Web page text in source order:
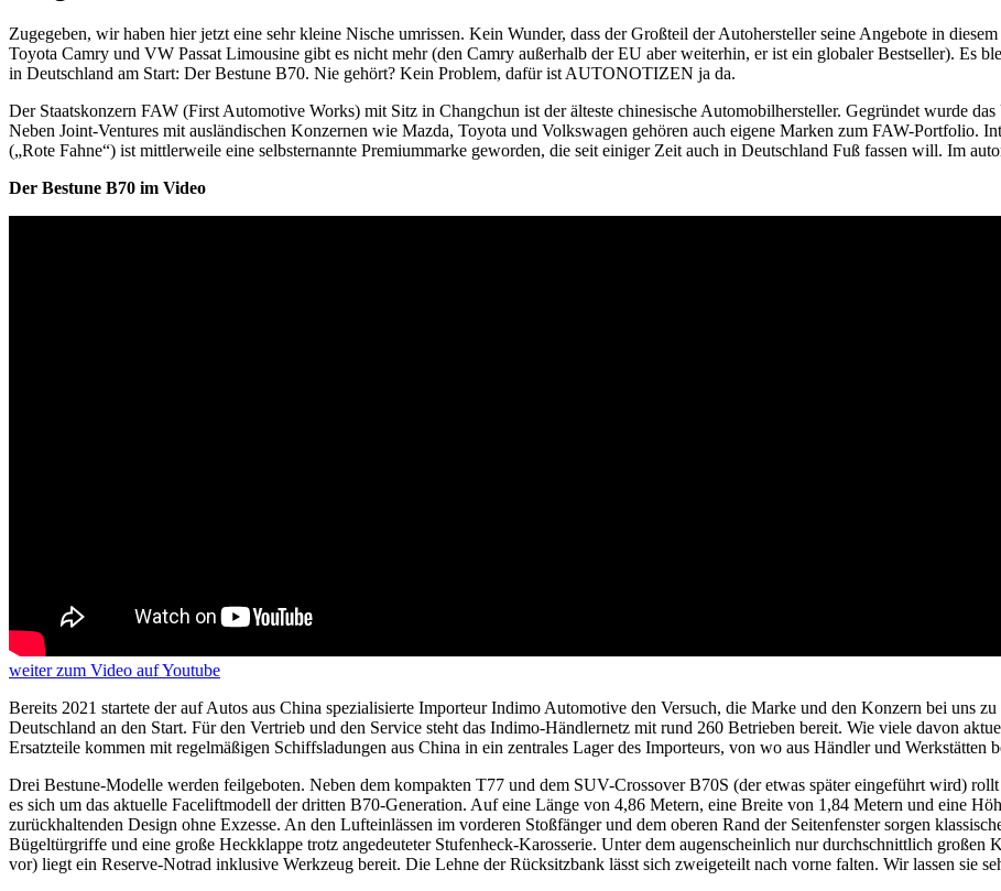
Zugegeben, wir haben hier jetzt eine sehr kleine Nische umrissen. Kein Wunder, dass der Großteil der Autohersteller seine Angebote in
Toyota Camry und VW Passat Limousine gibt es nicht mehr (den Camry außerhalb der EU aber weiterhin, er ist ein globaler Bestseller). Es
in Deutschland am Start: Der Bestune B70. Nie gehört? Kein Problem, dafür ist AUTONOTIZEN ja da.
Der Staatskonzern FAW (First Automotive Works) mit Sitz in Changchun ist der älteste chinesische Automobilhersteller. Gegründet wurde
Neben Joint-Ventures mit ausländischen Konzernen wie Mazda, Toyota und Volkswagen gehören auch eigene Marken zum FAW-Portfolio.
(„Rote Fahne“) ist mittlerweile eine selbsternannte Premiummarke geworden, die seit einiger Zeit auch in Deutschland Fuß fassen will. Im
Der Bestune B70 im Video
weiterzum Video auf Youtube
Bereits 2021 startete der auf Autos aus China spezialisierte Importeur Indimo Automotive den Versuch, die Marke und den Konzern bei uns
Deutschland an den Start. Für den Vertrieb und den Service steht das Indimo-Händlernetz mit rund 260 Betrieben bereit. Wie viele davon
Ersatzteile kommen mit regelmäßigen Schiffsladungen aus China in ein zentrales Lager des Importeurs, von wo aus Händler und Werkstätten
Drei Bestune-Modelle werden feilgeboten. Neben dem kompakten T77 und dem SUV-Crossover B70S (der etwas später eingeführt wird)
es sich um das aktuelle Faceliftmodell der dritten B70-Generation. Auf eine Länge von 4,86 Metern, eine Breite von 1,84 Metern und eine
zurückhaltenden Design ohne Exzesse. An den Lufteinlässen im vorderen Stoßfänger und dem oberen Rand der Seitenfenster sorgen
Bügeltürgriffe und eine große Heckklappe trotz angedeuteter Stufenheck-Karosserie. Unter dem augenscheinlich nur durchschnittlich großen
vor) liegt ein Reserve-Notrad inklusive Werkzeug bereit. Die Lehne der Rücksitzbank lässt sich zweigeteilt nach vorne falten. Wir lassen sie